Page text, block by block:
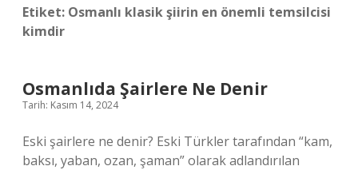
Etiket: Osmanlı klasik şiirin en önemli temsilcisi
kimdir
Osmanlıda Şairlere Ne Denir
Tarih: Kasım 14, 2024
Eski şairlere ne denir? Eski Türkler tarafından “kam,
baksı, yaban, ozan, şaman” olarak adlandırılan